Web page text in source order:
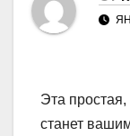
Эта
станет